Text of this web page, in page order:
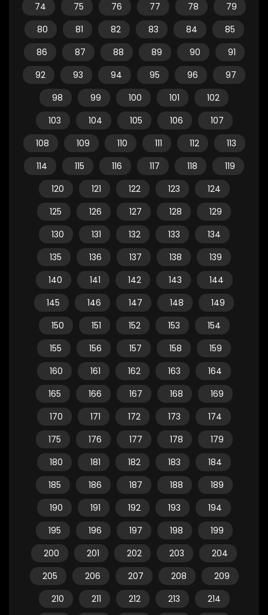
74
75 76 77 78
79
80
81 82 83 84
85
86
87 88 89 90
91
92
93 94 95 96
97
98
99 100 101
102
103
104 105 106
107
108
109 110 111 112
113
114
115 116 117 118
119
120
121 122 123
124
125
126 127 128
129
130
131 132 133
134
135
136 137 138
139
140
141 142 143
144
145
146 147 148
149
150
151 152 153
154
155
156 157 158
159
160
161 162 163
164
165
166 167 168
169
170
171 172 173
174
175
176 177 178
179
180
181 182 183
184
185
186 187 188
189
190
191 192 193
194
195
196 197 198
199
200
201 202 203
204
205
206 207 208
209
210
211 212 213
214